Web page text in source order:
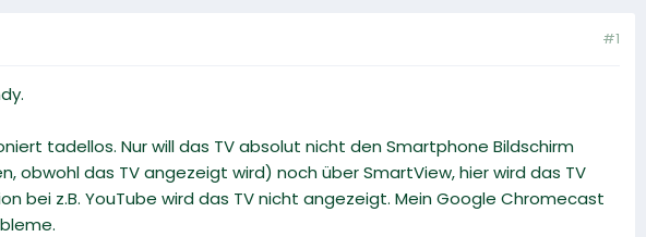
#1
tadellos. Nur will das TV absolut nicht den Smartphone Bildschirm
das TV angezeigt wird) noch über SmartView, hier wird das TV
bei z.B. YouTube wird das TV nicht angezeigt. Mein Google Chromecast